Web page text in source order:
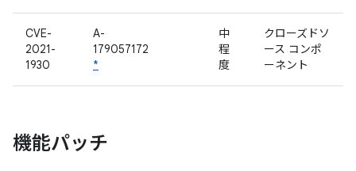
CVE-
2021-
1930
A-
179057172
*
中
程
度
クローズドソ
ース コンポ
ーネント
機能パッチ